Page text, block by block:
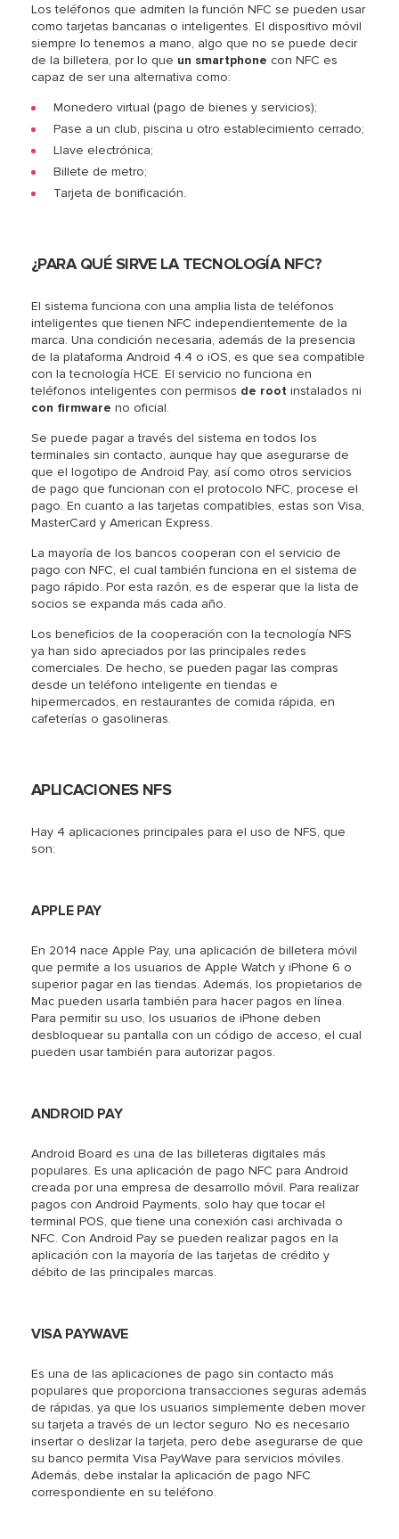
Los teléfonos que admiten la función NFC se pueden usar
como tarjetas bancarias o inteligentes. El dispositivo móvil
siempre lo tenemos a mano, algo que no se puede decir
de la billetera, por lo que un smartphone con NFC es
capaz de ser una alternativa como:
Monedero virtual (pago de bienes y servicios);
Pase a un club, piscina u otro establecimiento cerrado;
Llave electrónica;
Billete de metro;
Tarjeta de bonificación.
¿PARA QUÉ SIRVE LA TECNOLOGÍA NFC?
El sistema funciona con una amplia lista de teléfonos
inteligentes que tienen NFC independientemente de la
marca. Una condición necesaria, además de la presencia
de la plataforma Android 4.4 o iOS, es que sea compatible
con la tecnología HCE. El servicio no funciona en
teléfonos inteligentes con permisos de root instalados ni
con firmware no oficial.
Se puede pagar a través del sistema en todos los
terminales sin contacto, aunque hay que asegurarse de
que el logotipo de Android Pay, así como otros servicios
de pago que funcionan con el protocolo NFC, procese el
pago. En cuanto a las tarjetas compatibles, estas son Visa,
MasterCard y American Express.
La mayoría de los bancos cooperan con el servicio de
pago con NFC, el cual también funciona en el sistema de
pago rápido. Por esta razón, es de esperar que la lista de
socios se expanda más cada año.
Los beneficios de la cooperación con la tecnología NFS
ya han sido apreciados por las principales redes
comerciales. De hecho, se pueden pagar las compras
desde un teléfono inteligente en tiendas e
hipermercados, en restaurantes de comida rápida, en
cafeterías o gasolineras.
APLICACIONES NFS
Hay 4 aplicaciones principales para el uso de NFS, que
son:
APPLE PAY
En 2014 nace Apple Pay, una aplicación de billetera móvil
que permite a los usuarios de Apple Watch y iPhone 6 o
superior pagar en las tiendas. Además, los propietarios de
Mac pueden usarla también para hacer pagos en línea.
Para permitir su uso, los usuarios de iPhone deben
desbloquear su pantalla con un código de acceso, el cual
pueden usar también para autorizar pagos.
ANDROID PAY
Android Board es una de las billeteras digitales más
populares. Es una aplicación de pago NFC para Android
creada por una empresa de desarrollo móvil. Para realizar
pagos con Android Payments, solo hay que tocar el
terminal POS, que tiene una conexión casi archivada o
NFC. Con Android Pay se pueden realizar pagos en la
aplicación con la mayoría de las tarjetas de crédito y
débito de las principales marcas.
VISA PAYWAVE
Es una de las aplicaciones de pago sin contacto más
populares que proporciona transacciones seguras además
de rápidas, ya que los usuarios simplemente deben mover
su tarjeta a través de un lector seguro. No es necesario
insertar o deslizar la tarjeta, pero debe asegurarse de que
su banco permita Visa PayWave para servicios móviles.
Además, debe instalar la aplicación de pago NFC
correspondiente en su teléfono.